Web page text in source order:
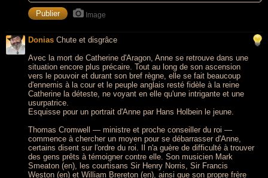
Image
Donias Chute et disgrâce
Avec la mort de Catherine d'Aragon, Anne se retrouve dans une
situation encore plus précaire. Tout au long de son ascension
vers le pouvoir et durant son bref règne, elle se fait beaucoup
d'ennemis à la cour et le peuple anglais resté fidèle à la reine
Catherine la déteste, ne voyant en elle qu'une intrigante et une
usurpatrice.
Esquisse pour un portrait d'Anne par Hans Holbein le jeune.
Thomas Cromwell — ministre et proche conseiller du roi —
commence à chercher un moyen pour se débarrasser d'Anne,
certains disent sur l'ordre du roi. Il n'a guère de difficulté à trouver
des gens prêts à témoigner contre elle. Son musicien Mark
Smeaton (en), les courtisans Sir Henry Norris, Sir Francis
Weston (en) et William Brereton (en), ainsi que son propre frère